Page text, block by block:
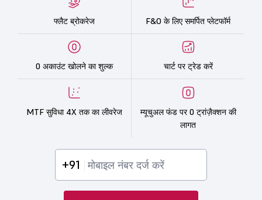
फ्लैट ब्रोकरेज F&O के लिए समर्पित प्लेटफॉर्म
0 अकाउंट खोलने का शुल्क चार्ट पर ट्रेड करें
MTF सुविधा 4X तक का लीवरेज
म्यूचुअल फंड पर 0 ट्रांज़ैक्शन की
लागत
+91